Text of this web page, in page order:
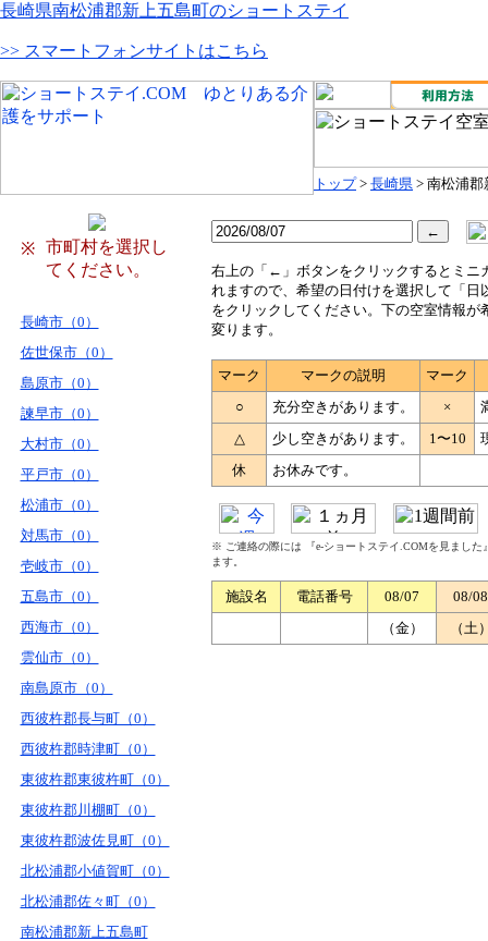
長崎県南松浦郡新上五島町のショートステイ
>> スマートフォンサイトはこちら
トップ> 長崎県 > 南松浦
※
市町村を選択し
てください。
長崎市（0）
佐世保市（0）
島原市（0）
諫早市（0）
大村市（0）
平戸市（0）
松浦市（0）
対馬市（0）
壱岐市（0）
五島市（0）
西海市（0）
雲仙市（0）
南島原市（0）
西彼杵郡長与町（0）
西彼杵郡時津町（0）
東彼杵郡東彼杵町（0）
東彼杵郡川棚町（0）
東彼杵郡波佐見町（0）
北松浦郡小値賀町（0）
北松浦郡佐々町（0）
南松浦郡新上五島町
右上の「←」ボタンをクリックするとミニ
れますので、希望の日付けを選択して「日
をクリックしてください。下の空室情報が
変ります。
マーク マークの説明
マーク
○
充分空きがあります。 ×
△
少し空きがあります。 1〜10
休
お休みです。
※ ご連絡の際には 『e-ショートステイ.COMを見まし
ます。
施設名 電話番号 08/07
08/08
（金）
（土